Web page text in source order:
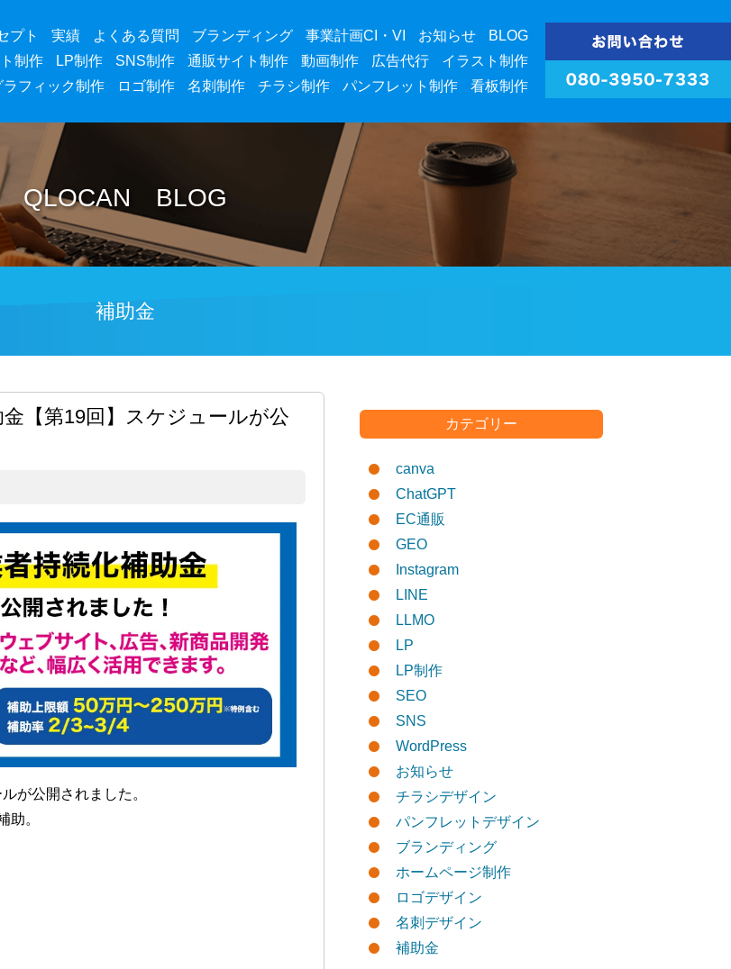
プト 実績 よくある質問 ブランディング 事業計画CI・VI お知らせ
BLOG
制作
LP制作 SNS制作 通販サイト制作 動画制作 広告代行
イラスト制作
ラフィック制作
ロゴ制作 名刺制作 チラシ制作 パンフレット制作 看板制作
QLOCAN BLOG
補助金
金【第19回】スケジュールが公
が公開されました。
助。
カテゴリー
canva
ChatGPT
EC通販
GEO
Instagram
LINE
LLMO
LP
LP制作
SEO
SNS
WordPress
お知らせ
チラシデザイン
パンフレットデザイン
ブランディング
ホームページ制作
ロゴデザイン
名刺デザイン
補助金